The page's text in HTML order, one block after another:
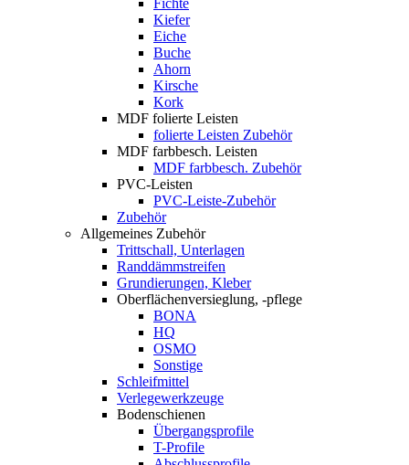
Fichte
Kiefer
Eiche
Buche
Ahorn
Kirsche
Kork
MDF folierte Leisten
folierte Leisten Zubehör
MDF farbbesch. Leisten
MDF farbbesch. Zubehör
PVC-Leisten
PVC-Leiste-Zubehör
Zubehör
Allgemeines Zubehör
Trittschall, Unterlagen
Randdämmstreifen
Grundierungen, Kleber
Oberflächenversieglung, -pflege
BONA
HQ
OSMO
Sonstige
Schleifmittel
Verlegewerkzeuge
Bodenschienen
Übergangsprofile
T-Profile